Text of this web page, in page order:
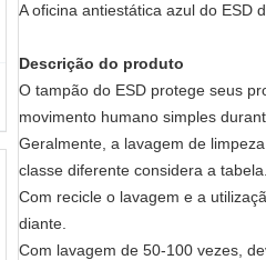
A oficina antiestática azul do ESD
Descrição do produto
O tampão do ESD protege seus
movimento humano simples
Geralmente, a lavagem de
classe diferente considera a tabela.
Com recicle o lavagem e a
diante.
Com lavagem de 50-100 vezes,